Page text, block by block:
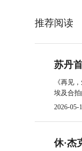
推荐阅读
苏丹
《再见
埃及合
2026-05-
休·杰